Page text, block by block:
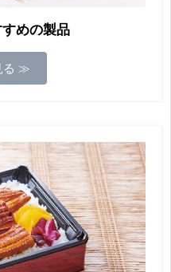
めの製品
る ≫